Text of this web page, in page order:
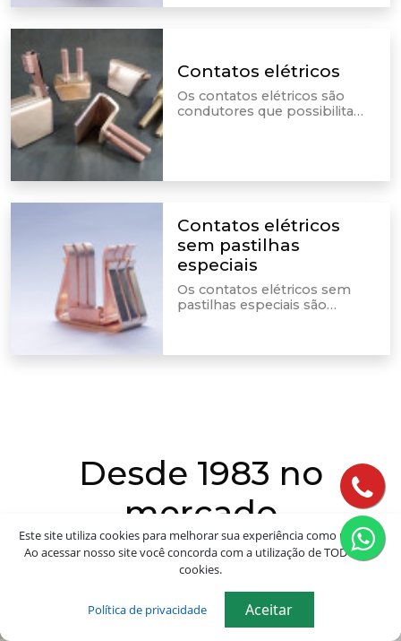
Contatos elétricos
Os contatos elétricos são
condutores que possibilitam
Contatos elétricos
sem pastilhas
especiais
Os contatos elétricos sem
pastilhas especiais são
Desde 1983 no
mercado
Na Recontel, você encontra o produto que o seu negócio
precisa. Além de fabricantes, também somos fornecedores.
Este site utiliza cookies para melhorar sua experiência como usuário.
Ao acessar nosso site você concorda com a utilização de TODOS os
cookies.
Política de privacidade Aceitar